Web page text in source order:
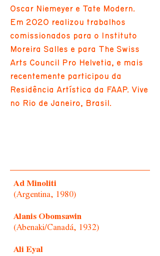
Oscar Niemeyer e Tate Modern.
Em 2020 realizou trabalhos
comissionados para o Instituto
Moreira Salles e para The Swiss
Arts Council Pro Helvetia, e mais
recentemente participou da
Residência Artística da FAAP. Vive
no Rio de Janeiro, Brasil.
Ad Minoliti
(Argentina, 1980)
Alanis Obomsawin
(Abenaki/Canadá, 1932)
Ali Eyal